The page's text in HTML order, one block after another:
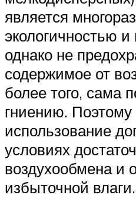
является
экологичностью
однако не
содержимое от
более того, сама
гниению. Поэтому
использование
условиях
воздухообмена и
избыточной влаги.